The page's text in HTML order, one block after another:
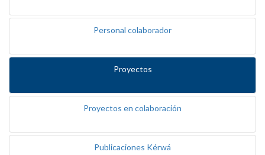
Personal colaborador
Proyectos
Proyectos en colaboración
Publicaciones Kérwá